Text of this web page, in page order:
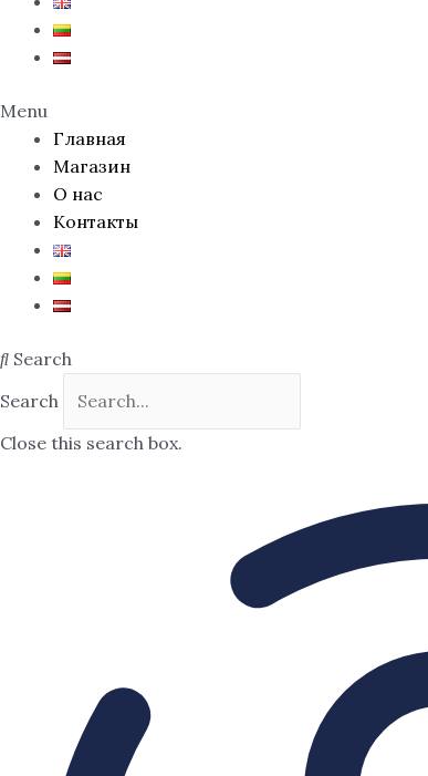
Menu
Главная
Магазин
О нас
Контакты
Search
Search
Close this search box.